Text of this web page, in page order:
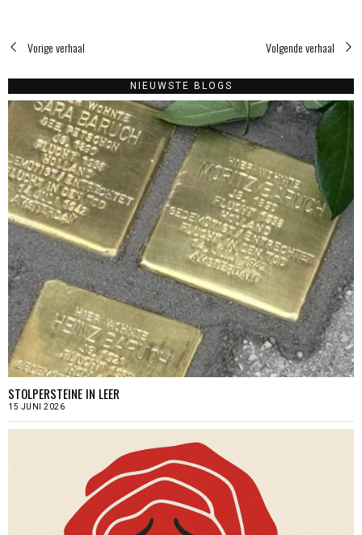
Vorige verhaal Volgende verhaal
NIEUWSTE BLOGS
STOLPERSTEINE IN LEER
15 JUNI 2026